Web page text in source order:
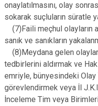
onaylatılmasını, olay
sokarak suçluların süratle
(7)Faili meçhul olayların
sanık ve sanıkların
(8)Meydana gelen
tedbirlerini aldırmak ve
emriyle, bünyesindeki
görevlendirmek veya İl
İnceleme Tim veya